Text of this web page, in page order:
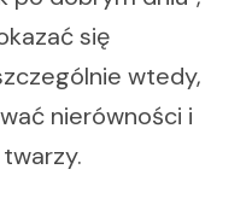
się
wtedy,
nierówności i